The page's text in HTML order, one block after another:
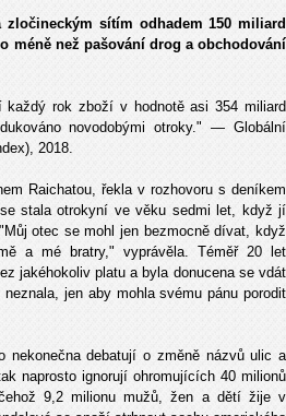
sítím odhadem 150 miliard
méně než pašování drog a obchodování
rok zboží v hodnotě asi 354 miliard
novodobými otroky." — Globální
2018.
Raichatou, řekla v rozhovoru s deníkem
stala otrokyní ve věku sedmi let, když jí
otec se mohl jen bezmocně dívat, když
a mé bratry," vyprávěla. Téměř 20 let
jakéhokoliv platu a byla donucena se vdát
jen aby mohla svému pánu porodit
nekonečna debatují o změně názvů ulic a
naprosto ignorují ohromujících 40 milionů
9,2 milionu mužů, žen a dětí žije v